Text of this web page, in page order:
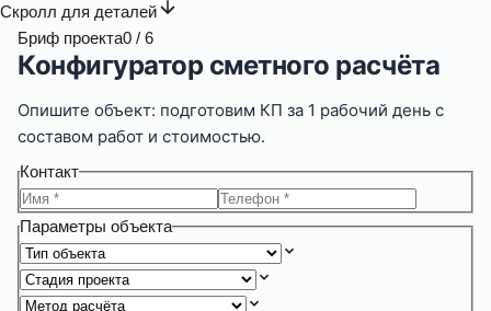
Скролл для деталей
Бриф проекта0 / 6
Конфигуратор сметного расчёта
Опишите объект: подготовим КП за 1 рабочий день с
составом работ и стоимостью.
Контакт
Параметры объекта